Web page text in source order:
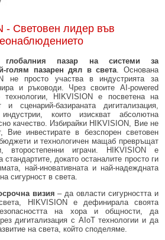
- Световен лидер във
глобалния пазар на системи за
голям пазарен дял в света . Основана
не просто участва в индустрията за
и ръководи. Чрез своите AI-powered
HIKVISION е посветена на
и сценарий-базираната дигитализация,
които изискват абсолютна
качество. Избирайки HIKVISION, Вие не
Вие инвестирате в безспорен световен
и технологичен мащаб превръщат
второстепенни играчи. HIKVISION е
стандартите, докато останалите просто ги
най-иновативната и най-надеждната
сигурност в света.
визия – да овласти сигурността и
HIKVISION е дефинирала своята
на хора и общности, да
дигитализация с AIoT технологии и да
на света, който споделяме.